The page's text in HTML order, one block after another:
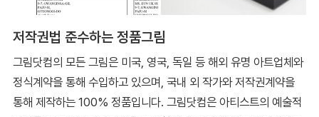
저작권법 준수하는 정품그림
그림닷컴의 모든 그림은 미국, 영국, 독일 등 해외 유명 아트업체와
정식계약을 통해 수입하고 있으며, 국내 외 작가와 저작권계약을
통해 제작하는 100% 정품입니다. 그림닷컴은 아티스트의 예술적